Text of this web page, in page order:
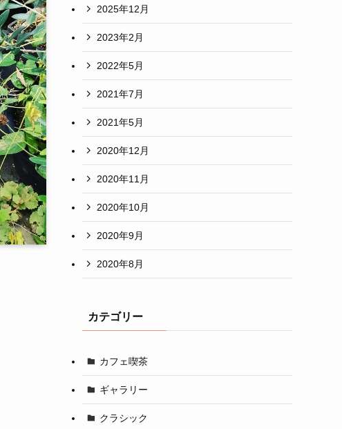
2025年12月
2023年2月
2022年5月
2021年7月
2021年5月
2020年12月
2020年11月
2020年10月
2020年9月
2020年8月
カテゴリー
カフェ喫茶
ギャラリー
クラシック